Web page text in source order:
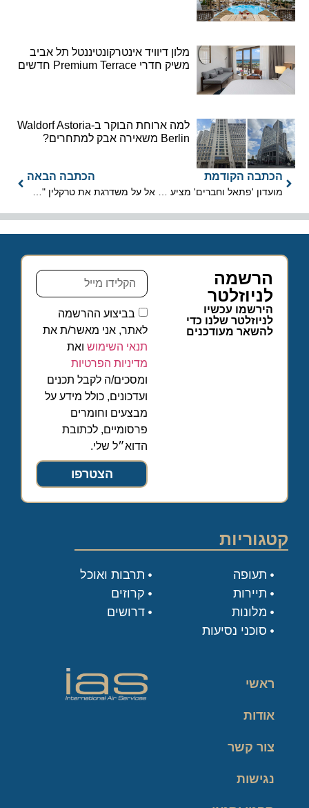
מלון דיוויד אינטרקונטיננטל תל אביב
משיק חדרי Premium Terrace חדשים
למה ארוחת הבוקר ב-Waldorf Astoria
Berlin משאירה אבק למתחרים?
הכתבה הקודמת הכתבה הבאה
הרשמה
לניוזלטר
הירשמו עכשיו
לניוזלטר שלנו כדי
להשאר מעודכנים
בביצוע ההרשמה
לאתר, אני מאשר/ת את
תנאי השימוש ואת
מדיניות הפרטיות
ומסכים/ה לקבל תכנים
ועדכונים, כולל מידע על
מבצעים וחומרים
פרסומיים, לכתובת
הדוא״ל שלי.
הצטרפו
קטגוריות
תעופה
תיירות
מלונות
סוכני נסיעות
תרבות ואוכל
קרוזים
דרושים
ראשי
אודות
צור קשר
נגישות